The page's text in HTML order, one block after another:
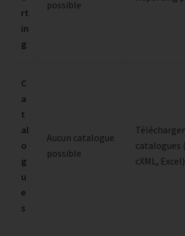
rt
in
g
possible
C
a
t
al
o
g
u
e
s
Aucun catalogue
possible
catalogues
cXML, Excel)